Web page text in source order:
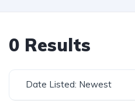
0 Results
Date Listed: Newest